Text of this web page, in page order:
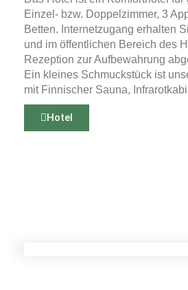
Einzel- bzw. Doppelzimmer, 3
Betten. Internetzugang erhalten
und im öffentlichen Bereich des
Rezeption zur Aufbewahrung
Ein kleines Schmuckstück ist
mit Finnischer Sauna,
Hotel